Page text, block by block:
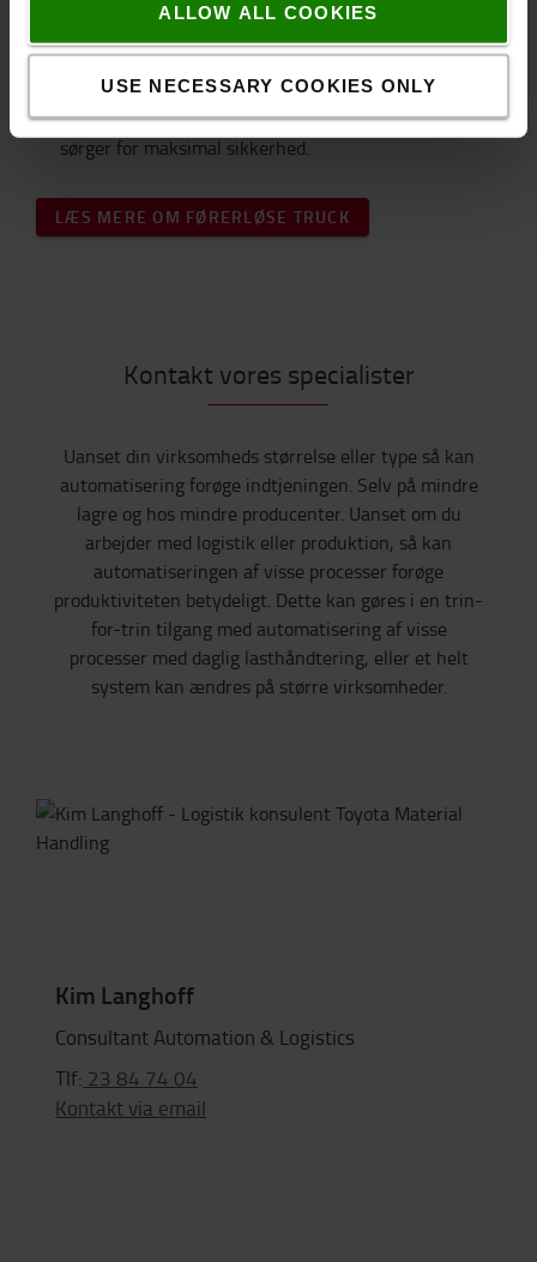
ALLOW ALL COOKIES
USE NECESSARY COOKIES ONLY
Længste rute er 565 meter, køretid under 10
minutter.
Kørehastigheden er 6 km/t, og scannere og sensorer
sørger for maksimal sikkerhed.
LÆS MERE OM FØRERLØSE TRUCK
Kontakt vores specialister
Uanset din virksomheds størrelse eller type så kan
automatisering forøge indtjeningen. Selv på mindre
lagre og hos mindre producenter. Uanset om du
arbejder med logistik eller produktion, så kan
automatiseringen af visse processer forøge
produktiviteten betydeligt. Dette kan gøres i en trin-
for-trin tilgang med automatisering af visse
processer med daglig lasthåndtering, eller et helt
system kan ændres på større virksomheder.
Kim Langhoff
Consultant Automation & Logistics
Tlf: 23 84 74 04
Kontakt via email